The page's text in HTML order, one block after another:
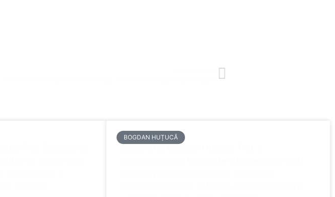
PNL Constanța:
BOGDAN HUȚUCĂ
Deputatul Bogdan Huțucă: PNL a